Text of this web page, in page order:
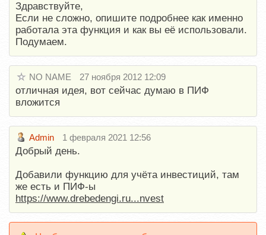
Здравствуйте,
Если не сложно, опишите подробнее как именно
работала эта функция и как вы её использовали.
Подумаем.
NO NAME 27 ноября 2012 12:09
отличная идея, вот сейчас думаю в ПИФ
вложится
Admin 1 февраля 2021 12:56
Добрый день.
Добавили функцию для учёта инвестиций, там
же есть и ПИФ-ы
https://www.drebedengi.ru...nvest